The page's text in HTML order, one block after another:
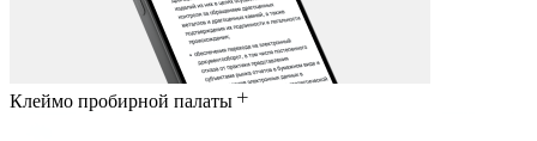
Клеймо пробирной палаты